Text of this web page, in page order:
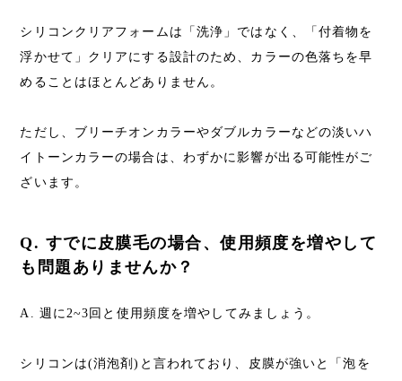
シリコンクリアフォームは「洗浄」ではなく、「付着物を
浮かせて」クリアにする設計のため、カラーの色落ちを早
めることはほとんどありません。
ただし、ブリーチオンカラーやダブルカラーなどの淡いハ
イトーンカラーの場合は、わずかに影響が出る可能性がご
ざいます。
Q. すでに皮膜毛の場合、使用頻度を増やして
も問題ありませんか？
A. 週に2~3回と使用頻度を増やしてみましょう。
シリコンは(消泡剤)と言われており、皮膜が強いと「泡を